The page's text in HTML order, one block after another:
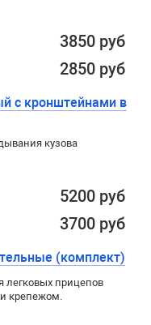
3850 руб
2850 руб
с кронштейнами в
кузова
5200 руб
3700 руб
(комплект)
легковых прицепов
крепежом.